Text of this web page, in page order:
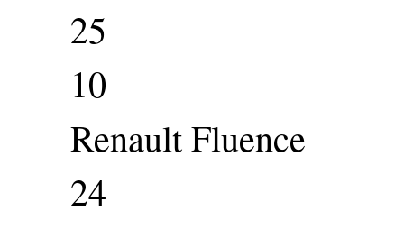
25
10
Renault Fluence
24